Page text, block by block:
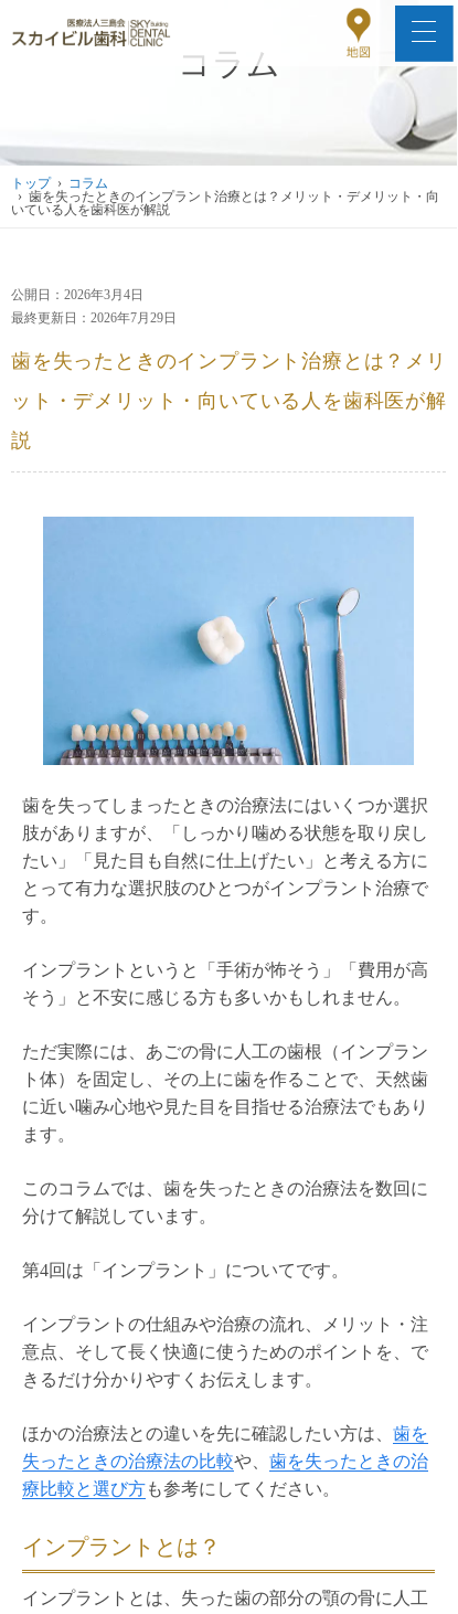
コラム
トップ› コラム
› 歯を失ったときのインプラント治療とは？メリット・デメリット・向
いている人を歯科医が解説
公開日：2026年3月4日
最終更新日：2026年7月29日
歯を失ったときのインプラント治療とは？メリ
ット・デメリット・向いている人を歯科医が解
説
歯を失ってしまったときの治療法にはいくつか選択
肢がありますが、「しっかり噛める状態を取り戻し
たい」「見た目も自然に仕上げたい」と考える方に
とって有力な選択肢のひとつがインプラント治療で
す。
インプラントというと「手術が怖そう」「費用が高
そう」と不安に感じる方も多いかもしれません。
ただ実際には、あごの骨に人工の歯根（インプラン
ト体）を固定し、その上に歯を作ることで、天然歯
に近い噛み心地や見た目を目指せる治療法でもあり
ます。
このコラムでは、歯を失ったときの治療法を数回に
分けて解説しています。
第4回は「インプラント」についてです。
インプラントの仕組みや治療の流れ、メリット・注
意点、そして長く快適に使うためのポイントを、で
きるだけ分かりやすくお伝えします。
ほかの治療法との違いを先に確認したい方は、 歯を
失ったときの治療法の比較や、 歯を失ったときの治
療比較と選び方も参考にしてください。
インプラントとは？
インプラントとは、失った歯の部分の顎の骨に人工